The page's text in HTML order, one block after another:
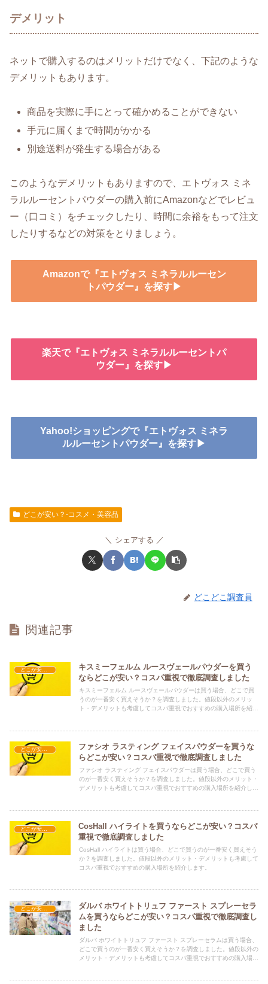
デメリット
ネットで購入するのはメリットだけでなく、下記のような
デメリットもあります。
商品を実際に手にとって確かめることができない
手元に届くまで時間がかかる
別途送料が発生する場合がある
このようなデメリットもありますので、エトヴォス ミネ
ラルルーセントパウダーの購入前にAmazonなどでレビュ
ー（口コミ）をチェックしたり、時間に余裕をもって注文
したりするなどの対策をとりましょう。
Amazonで『エトヴォス ミネラルルーセン
トパウダー』を探す▶
楽天で『エトヴォス ミネラルルーセントパ
ウダー』を探す▶
Yahoo!ショッピングで『エトヴォス ミネラ
ルルーセントパウダー』を探す▶
どこが安い？-コスメ・美容品
シェアする
どこどこ調査員
関連記事
どこが安い？-コスメ・美容品
キスミーフェルム ルースヴェールパウダーを買う
ならどこが安い？コスパ重視で徹底調査しました
キスミーフェルム ルースヴェールパウダーは買う場合、どこで買
うのが一番安く買えそうか？を調査しました。値段以外のメリッ
ト・デメリットも考慮してコスパ重視でおすすめの購入場所を紹介
どこが安い？-コスメ・美容品
ファシオ ラスティング フェイスパウダーを買うな
らどこが安い？コスパ重視で徹底調査しました
ファシオ ラスティング フェイスパウダーは買う場合、どこで買う
のが一番安く買えそうか？を調査しました。値段以外のメリット・
デメリットも考慮してコスパ重視でおすすめの購入場所を紹介しま
どこが安い？-コスメ・美容品
CosHall ハイライトを買うならどこが安い？コスパ
重視で徹底調査しました
CosHall ハイライトは買う場合、どこで買うのが一番安く買えそう
か？を調査しました。値段以外のメリット・デメリットも考慮して
コスパ重視でおすすめの購入場所を紹介します。
どこが安い？-コスメ・美容品
ダルバ ホワイトトリュフ ファースト スプレーセラ
ムを買うならどこが安い？コスパ重視で徹底調査し
ました
ダルバ ホワイトトリュフ ファースト スプレーセラムは買う場合、
どこで買うのが一番安く買えそうか？を調査しました。値段以外の
メリット・デメリットも考慮してコスパ重視でおすすめの購入場所